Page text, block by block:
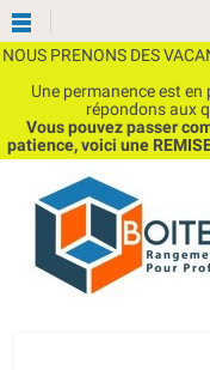
NOUS PRENONS DES
Une permanence est
répondons aux
Vous pouvez passer
patience, voici une